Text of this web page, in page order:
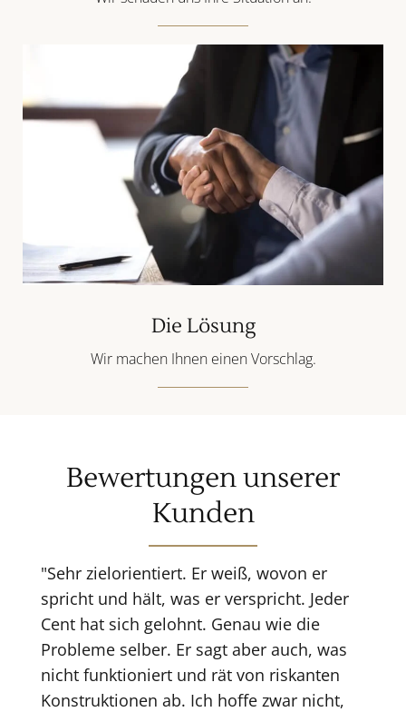
Die Lösung
Wir machen Ihnen einen Vorschlag.
Bewertungen unserer
Kunden
"Sehr zielorientiert. Er weiß, wovon er
spricht und hält, was er verspricht. Jeder
Cent hat sich gelohnt. Genau wie die
Probleme selber. Er sagt aber auch, was
nicht funktioniert und rät von riskanten
Konstruktionen ab. Ich hoffe zwar nicht,